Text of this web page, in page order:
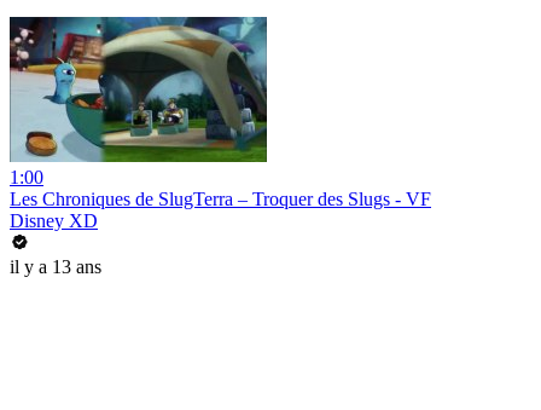
1:00
Les Chroniques de SlugTerra – Troquer des Slugs - VF
Disney XD
il y a 13 ans